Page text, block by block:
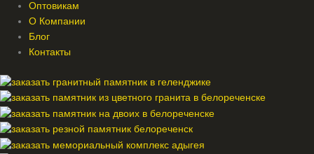
Оптовикам
О Компании
Блог
Контакты